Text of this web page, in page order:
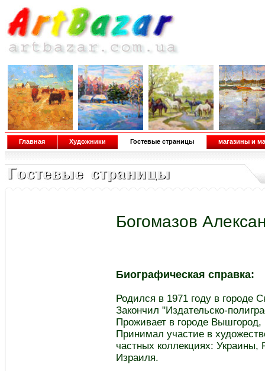
Главная Художники Гостевые страницы магазины и
Богомазов
Биографическая справка:
Родился в 1971 году в городе
Закончил "Издательско-
Проживает в городе Вышгород,
Принимал участие в
частных коллекциях:
Израиля.